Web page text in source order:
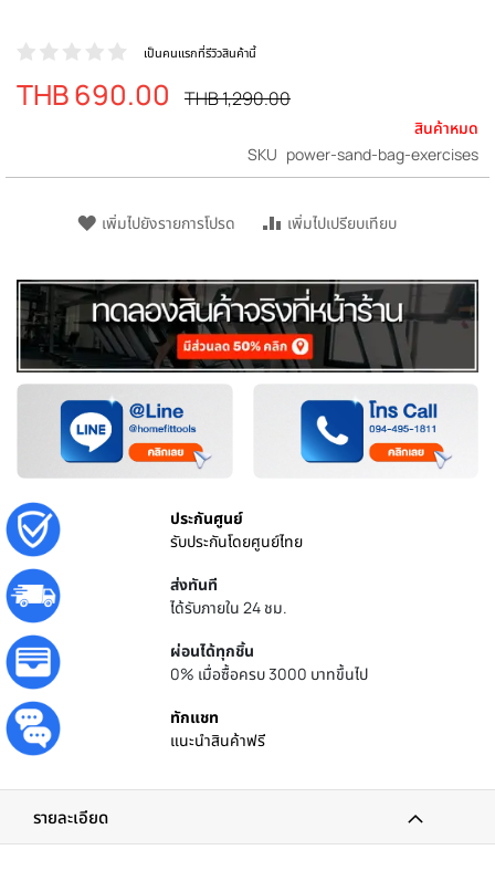
เป็นคนแรกที่รีวิวสินค้านี้
ราคา
THB 690.00
ราคา
THB 1,290.00
สินค้าหมด
SKU power-sand-bag-exercises
เพิ่มไปยังรายการโปรด เพิ่มไปเปรียบเทียบ
ประกันศูนย์
รับประกันโดยศูนย์ไทย
ส่งทันที
ได้รับภายใน 24 ชม.
ผ่อนได้ทุกชิ้น
0% เมื่อซื้อครบ 3000 บาทขึ้นไป
ทักแชท
แนะนำสินค้าฟรี
รายละเอียด